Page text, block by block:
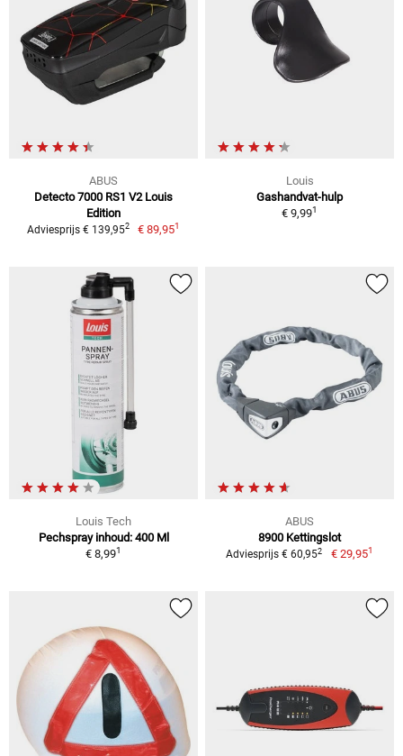
ABUS
Detecto 7000 RS1 V2 Louis
Edition
Adviesprijs € 139,952 € 89,951
Louis
Gashandvat-hulp
€ 9,991
Louis Tech
Pechspray inhoud: 400 Ml
€ 8,991
ABUS
8900 Kettingslot
Adviesprijs € 60,952 € 29,951